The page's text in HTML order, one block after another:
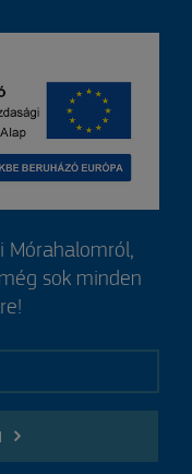
Mórahalomról,
sok minden